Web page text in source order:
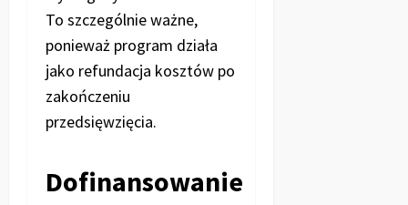
To szczególnie ważne,
ponieważ program działa
jako refundacja kosztów po
zakończeniu
przedsięwzięcia.
Dofinansowanie